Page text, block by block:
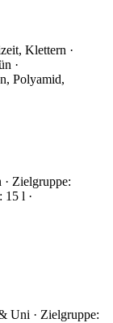
Klettern ·
·
Polyamid,
· Zielgruppe:
15 l ·
Uni · Zielgruppe: